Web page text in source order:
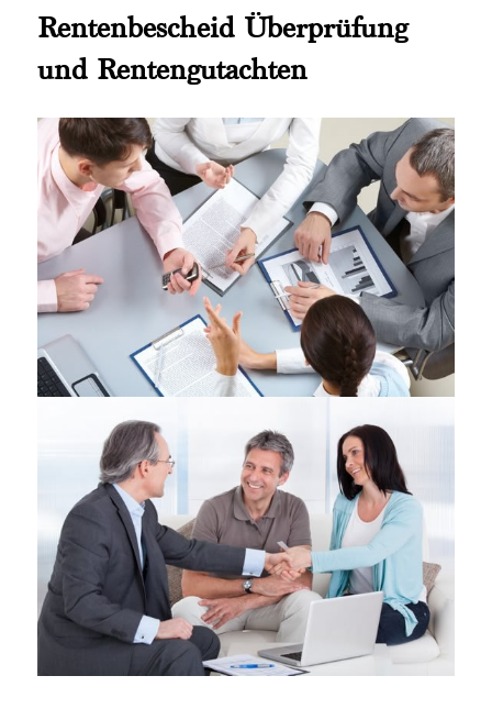
Rentenbescheid Überprüfung
und Rentengutachten